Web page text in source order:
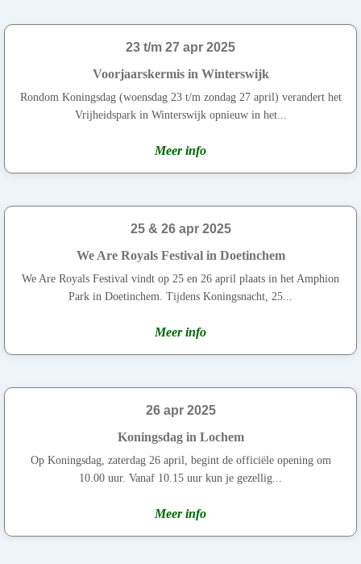
23 t/m 27 apr 2025
Voorjaarskermis in Winterswijk
Rondom Koningsdag (woensdag 23 t/m zondag 27 april) verandert het
Vrijheidspark in Winterswijk opnieuw in het...
Meer info
25 & 26 apr 2025
We Are Royals Festival in Doetinchem
We Are Royals Festival vindt op 25 en 26 april plaats in het Amphion
Park in Doetinchem. Tijdens Koningsnacht, 25...
Meer info
26 apr 2025
Koningsdag in Lochem
Op Koningsdag, zaterdag 26 april, begint de officiële opening om
10.00 uur. Vanaf 10.15 uur kun je gezellig...
Meer info